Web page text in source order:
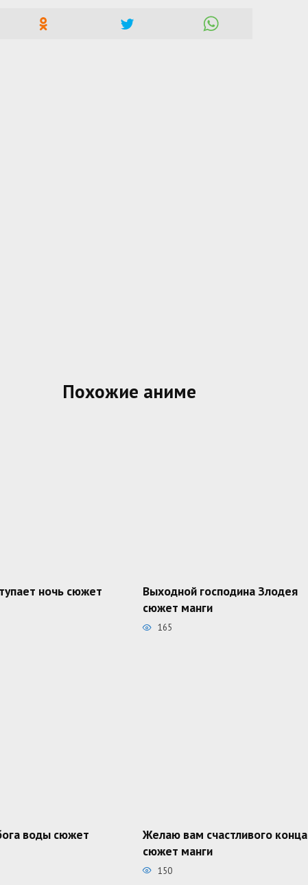
Похожие аниме
ночь сюжет
Выходной господина Злодея
сюжет манги
165
воды сюжет
Желаю вам счастливого конца
сюжет манги
150